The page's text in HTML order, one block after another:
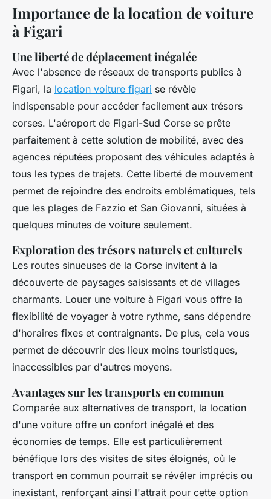
Importance de la location de voiture
à Figari
Une liberté de déplacement inégalée
Avec l'absence de réseaux de transports publics à
Figari, la location voiture figari se révèle
indispensable pour accéder facilement aux trésors
corses. L'aéroport de Figari-Sud Corse se prête
parfaitement à cette solution de mobilité, avec des
agences réputées proposant des véhicules adaptés à
tous les types de trajets. Cette liberté de mouvement
permet de rejoindre des endroits emblématiques, tels
que les plages de Fazzio et San Giovanni, situées à
quelques minutes de voiture seulement.
Exploration des trésors naturels et culturels
Les routes sinueuses de la Corse invitent à la
découverte de paysages saisissants et de villages
charmants. Louer une voiture à Figari vous offre la
flexibilité de voyager à votre rythme, sans dépendre
d'horaires fixes et contraignants. De plus, cela vous
permet de découvrir des lieux moins touristiques,
inaccessibles par d'autres moyens.
Avantages sur les transports en commun
Comparée aux alternatives de transport, la location
d'une voiture offre un confort inégalé et des
économies de temps. Elle est particulièrement
bénéfique lors des visites de sites éloignés, où le
transport en commun pourrait se révéler imprécis ou
inexistant, renforçant ainsi l'attrait pour cette option